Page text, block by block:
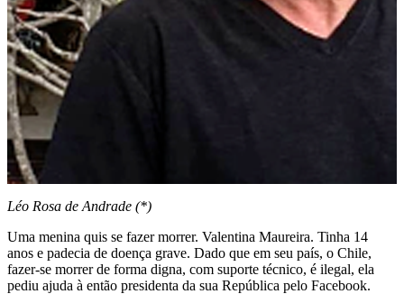
Léo Rosa de Andrade (*)
Uma menina quis se fazer morrer. Valentina Maureira. Tinha 14
anos e padecia de doença grave. Dado que em seu país, o Chile,
fazer-se morrer de forma digna, com suporte técnico, é ilegal, ela
pediu ajuda à então presidenta da sua República pelo Facebook.